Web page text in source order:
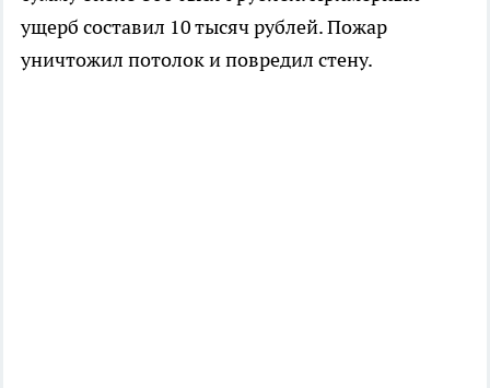
ущерб составил 10 тысяч рублей. Пожар
уничтожил потолок и повредил стену.